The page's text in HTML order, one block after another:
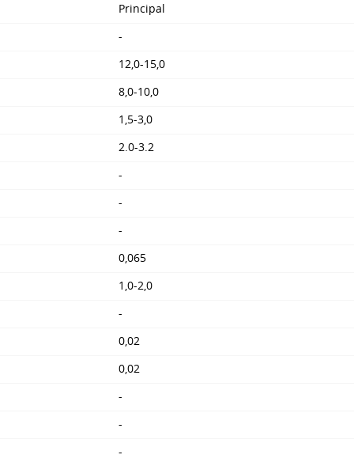
Principal
-
12,0-15,0
8,0-10,0
1,5-3,0
2.0-3.2
-
-
-
0,065
1,0-2,0
-
0,02
0,02
-
-
-